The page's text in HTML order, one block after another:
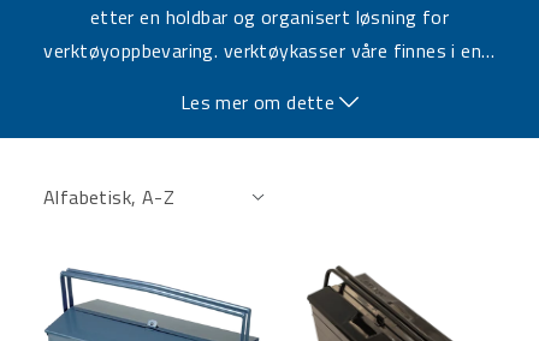
etter en holdbar og organisert løsning for
verktøyoppbevaring. verktøykasser våre finnes i en…
og slitesterkt metall, noe som gjør dem egnet for både
Les mer om dette